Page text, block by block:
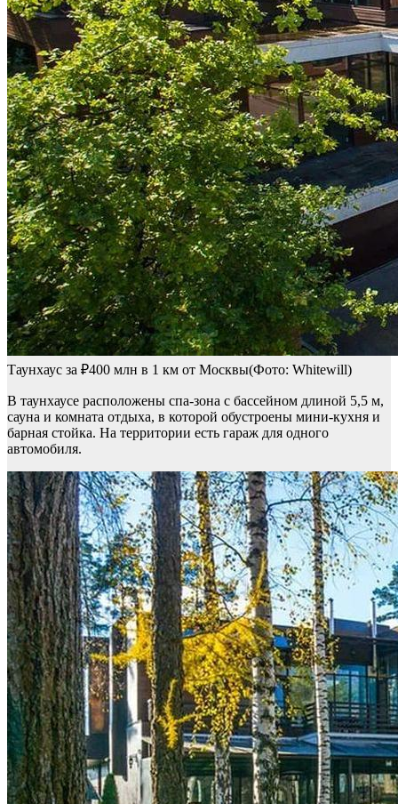
Таунхаус за ₽400 млн в 1 км от Москвы(Фото: Whitewill)
В таунхаусе расположены спа-зона с бассейном длиной 5,5 м,
сауна и комната отдыха, в которой обустроены мини-кухня и
барная стойка. На территории есть гараж для одного
автомобиля.